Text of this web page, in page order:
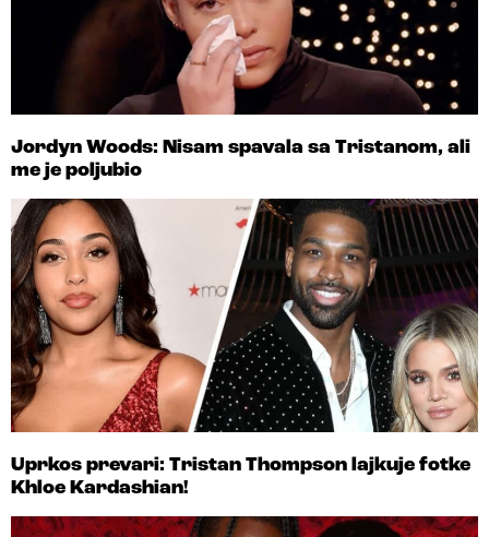
Jordyn Woods: Nisam spavala sa Tristanom, ali
me je poljubio
Uprkos prevari: Tristan Thompson lajkuje fotke
Khloe Kardashian!